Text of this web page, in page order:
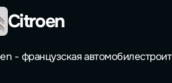
Citroen
- французская